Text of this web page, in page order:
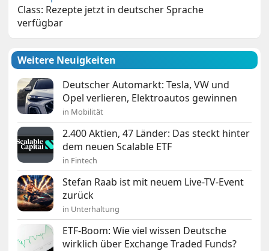
Class: Rezepte jetzt in deutscher Sprache
verfügbar
Weitere Neuigkeiten
Deutscher Automarkt: Tesla, VW und
Opel verlieren, Elektroautos gewinnen
in Mobilität
2.400 Aktien, 47 Länder: Das steckt hinter
dem neuen Scalable ETF
in Fintech
Stefan Raab ist mit neuem Live-TV-Event
zurück
in Unterhaltung
ETF-Boom: Wie viel wissen Deutsche
wirklich über Exchange Traded Funds?